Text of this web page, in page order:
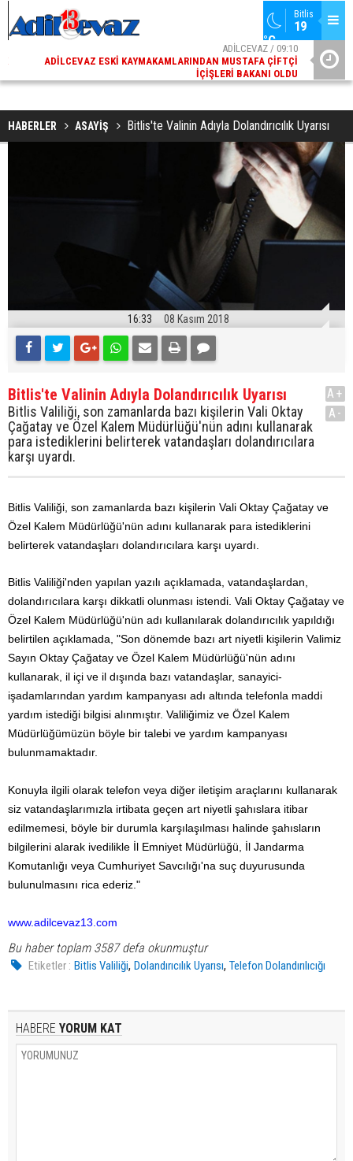
Bitlis
19
°C
ADİLCEVAZ / 09:10
ADILCEVAZ ESKI KAYMAKAMLARINDAN MUSTAFA ÇIFTÇI
İÇIŞLERI BAKANI OLDU
HABERLER ASAYİŞ Bitlis'te Valinin Adıyla Dolandırıcılık Uyarısı
16:33 08 Kasım 2018
Bitlis'te Valinin Adıyla Dolandırıcılık Uyarısı
Bitlis Valiliği, son zamanlarda bazı kişilerin Vali Oktay
Çağatay ve Özel Kalem Müdürlüğü'nün adını kullanarak
para istediklerini belirterek vatandaşları dolandırıcılara
karşı uyardı.
A+
A-
Bitlis Valiliği, son zamanlarda bazı kişilerin Vali Oktay Çağatay ve
Özel Kalem Müdürlüğü'nün adını kullanarak para istediklerini
belirterek vatandaşları dolandırıcılara karşı uyardı.
Bitlis Valiliği'nden yapılan yazılı açıklamada, vatandaşlardan,
dolandırıcılara karşı dikkatli olunması istendi. Vali Oktay Çağatay ve
Özel Kalem Müdürlüğü'nün adı kullanılarak dolandırıcılık yapıldığı
belirtilen açıklamada, "Son dönemde bazı art niyetli kişilerin Valimiz
Sayın Oktay Çağatay ve Özel Kalem Müdürlüğü'nün adını
kullanarak, il içi ve il dışında bazı vatandaşlar, sanayici-
işadamlarından yardım kampanyası adı altında telefonla maddi
yardım istediği bilgisi alınmıştır. Valiliğimiz ve Özel Kalem
Müdürlüğümüzün böyle bir talebi ve yardım kampanyası
bulunmamaktadır.
Konuyla ilgili olarak telefon veya diğer iletişim araçlarını kullanarak
siz vatandaşlarımızla irtibata geçen art niyetli şahıslara itibar
edilmemesi, böyle bir durumla karşılaşılması halinde şahısların
bilgilerini alarak ivedilikle İl Emniyet Müdürlüğü, İl Jandarma
Komutanlığı veya Cumhuriyet Savcılığı'na suç duyurusunda
bulunulmasını rica ederiz."
www.adilcevaz13.com
Bu haber toplam 3587 defa okunmuştur
Etiketler : Bitlis Valiliği,Dolandırıcılık Uyarısı,Telefon Dolandırılıcığı
HABERE YORUM KAT